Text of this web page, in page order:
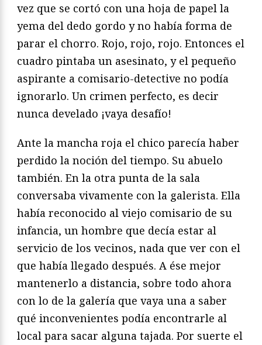
vez que se cortó con una hoja de papel la
yema del dedo gordo y no había forma de
parar el chorro. Rojo, rojo, rojo. Entonces el
cuadro pintaba un asesinato, y el pequeño
aspirante a comisario-detective no podía
ignorarlo. Un crimen perfecto, es decir
nunca develado ¡vaya desafío!
Ante la mancha roja el chico parecía haber
perdido la noción del tiempo. Su abuelo
también. En la otra punta de la sala
conversaba vivamente con la galerista. Ella
había reconocido al viejo comisario de su
infancia, un hombre que decía estar al
servicio de los vecinos, nada que ver con el
que había llegado después. A ése mejor
mantenerlo a distancia, sobre todo ahora
con lo de la galería que vaya una a saber
qué inconvenientes podía encontrarle al
local para sacar alguna tajada. Por suerte el